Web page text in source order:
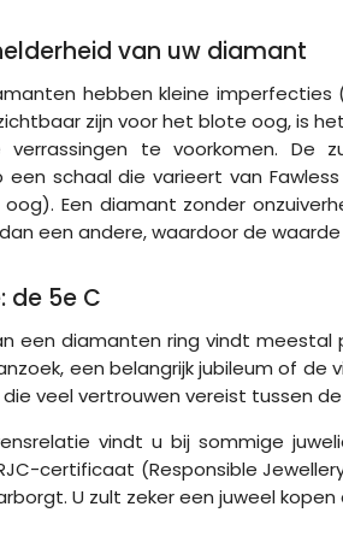
van uw diamant
hebben kleine imperfecties
zijn voor het blote oog, is
verrassingen te voorkomen.
schaal die varieert van
Een diamant zonder
een andere, waardoor de
de 5e C
een diamanten ring vindt
een belangrijk jubileum of
veel vertrouwen vereist tussen
vindt u bij sommige
certificaat (Responsible
U zult zeker een juweel